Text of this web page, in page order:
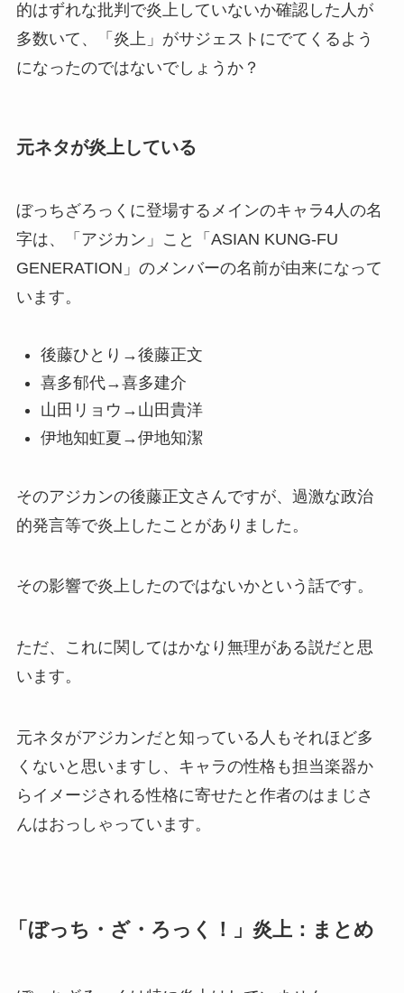
的はずれな批判で炎上していないか確認した人が
多数いて、「炎上」がサジェストにでてくるよう
になったのではないでしょうか？
元ネタが炎上している
ぼっちざろっくに登場するメインのキャラ4人の名
字は、「アジカン」こと「ASIAN KUNG-FU
GENERATION」のメンバーの名前が由来になって
います。
後藤ひとり→後藤正文
喜多郁代→喜多建介
山田リョウ→山田貴洋
伊地知虹夏→伊地知潔
そのアジカンの後藤正文さんですが、過激な政治
的発言等で炎上したことがありました。
その影響で炎上したのではないかという話です。
ただ、これに関してはかなり無理がある説だと思
います。
元ネタがアジカンだと知っている人もそれほど多
くないと思いますし、キャラの性格も担当楽器か
らイメージされる性格に寄せたと作者のはまじさ
んはおっしゃっています。
「ぼっち・ざ・ろっく！」炎上：まとめ